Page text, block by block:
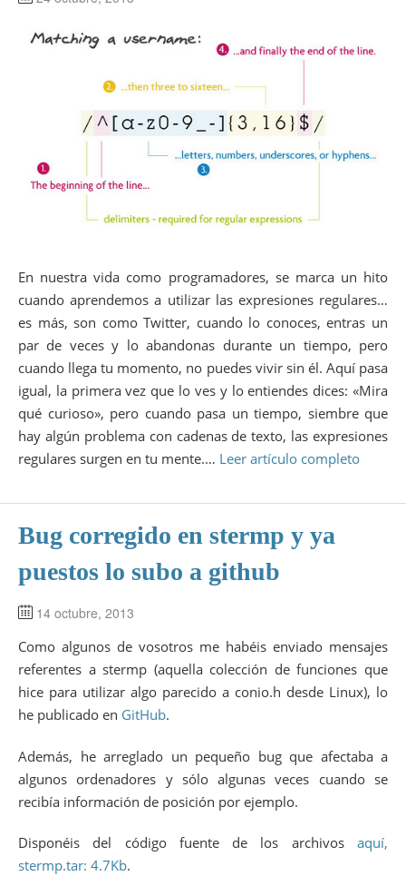
En nuestra vida como programadores, se marca un hito
cuando aprendemos a utilizar las expresiones regulares…
es más, son como Twitter, cuando lo conoces, entras un
par de veces y lo abandonas durante un tiempo, pero
cuando llega tu momento, no puedes vivir sin él. Aquí pasa
igual, la primera vez que lo ves y lo entiendes dices: «Mira
qué curioso», pero cuando pasa un tiempo, siembre que
hay algún problema con cadenas de texto, las expresiones
regulares surgen en tu mente.… Leer artículo completo
Bug corregido en stermp y ya
puestos lo subo a github
14 octubre, 2013
Como algunos de vosotros me habéis enviado mensajes
referentes a stermp (aquella colección de funciones que
hice para utilizar algo parecido a conio.h desde Linux), lo
he publicado en GitHub.
Además, he arreglado un pequeño bug que afectaba a
algunos ordenadores y sólo algunas veces cuando se
recibía información de posición por ejemplo.
Disponéis del código fuente de los archivos aquí,
stermp.tar: 4.7Kb.